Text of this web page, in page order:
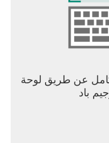
الهاتف المحمول،
عن طريق لوحة
باد